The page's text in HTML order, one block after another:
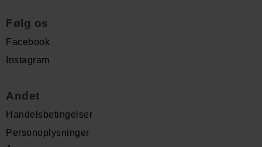
Følg os
Facebook
Instagram
Andet
Handelsbetingelser
Personoplysninger